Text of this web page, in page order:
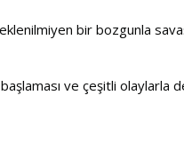
bir bozgunla
ve çeşitli